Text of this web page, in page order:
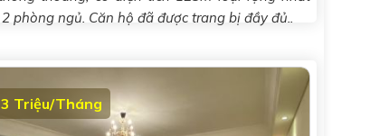
phòng ngủ. Căn hộ đã được trang bị đầy đủ..
Triệu/Tháng